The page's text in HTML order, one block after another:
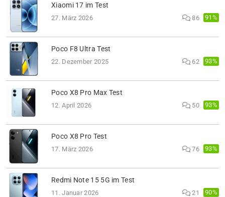
Xiaomi 17 im Test
27. März 2026 86 91%
Poco F8 Ultra Test
22. Dezember 2025 62 93%
Poco X8 Pro Max Test
12. April 2026 50 93%
Poco X8 Pro Test
17. März 2026 76 93%
Redmi Note 15 5G im Test
11. Januar 2026 21 90%